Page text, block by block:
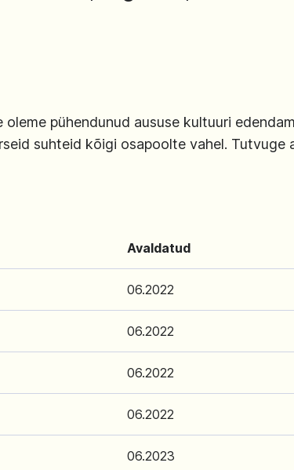
oleme pühendunud aususe kultuuri
suhteid kõigi osapoolte vahel. Tutvuge
Avaldatud
06.2022
06.2022
06.2022
06.2022
06.2023